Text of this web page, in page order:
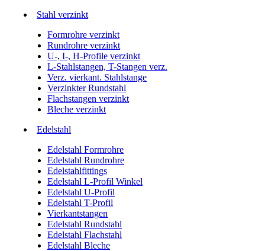
Stahl verzinkt
Formrohre verzinkt
Rundrohre verzinkt
U-, I-, H-Profile verzinkt
L-Stahlstangen, T-Stangen verz.
Verz. vierkant. Stahlstange
Verzinkter Rundstahl
Flachstangen verzinkt
Bleche verzinkt
Edelstahl
Edelstahl Formrohre
Edelstahl Rundrohre
Edelstahlfittings
Edelstahl L-Profil Winkel
Edelstahl U-Profil
Edelstahl T-Profil
Vierkantstangen
Edelstahl Rundstahl
Edelstahl Flachstahl
Edelstahl Bleche